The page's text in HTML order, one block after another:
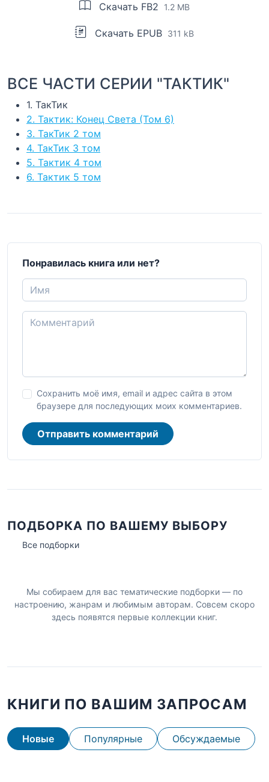
Скачать FB2 1.2 MB
Скачать EPUB 311 kB
ВСЕ ЧАСТИ СЕРИИ "ТАКТИК"
1. ТакТик
2. Тактик: Конец Света (Том 6)
3. ТакТик 2 том
4. ТакТик 3 том
5. Тактик 4 том
6. Тактик 5 том
Понравилась книга или нет?
Сохранить моё имя, email и адрес сайта в этом
браузере для последующих моих комментариев.
Отправить комментарий
ПОДБОРКА ПО ВАШЕМУ ВЫБОРУ
Все подборки
Мы собираем для вас тематические подборки — по
настроению, жанрам и любимым авторам. Совсем скоро
здесь появятся первые коллекции книг.
КНИГИ ПО ВАШИМ ЗАПРОСАМ
Новые Популярные Обсуждаемые